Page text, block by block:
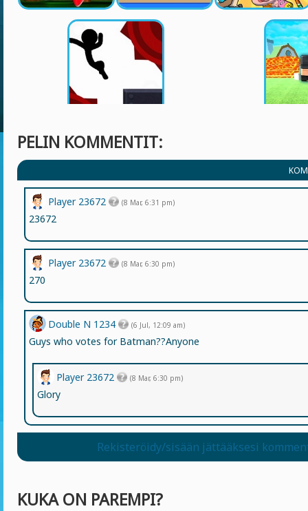
PELIN KOMMENTIT:
Double N 1234 (6 Jul, 12:09 am)
Guys who votes for Batman??Anyone
Player 23672 (8 Mar, 6:30 pm)
Glory
Player 23672 (8 Mar, 6:30 pm)
270
Player 23672 (8 Mar, 6:31 pm)
23672
Rekisteröidy/sisään jättääksesi
KUKA ON PAREMPI?